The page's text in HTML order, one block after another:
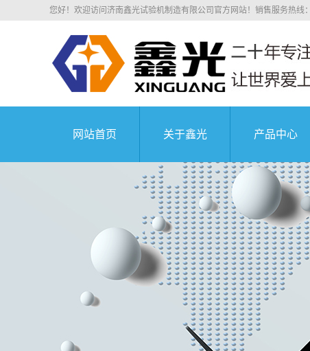
您好！欢迎访问济南鑫光试验机制造有限公司官方网站！销售服务热线
网站首页 关于鑫光
公司简介
荣誉资质
业务介绍
组织机构
企业文化
公司环境
产品中心
电子拉力
电子万能
液压万能
沥青混凝
压剪试
锚固、钢绞
科研院所
中国航天科技集